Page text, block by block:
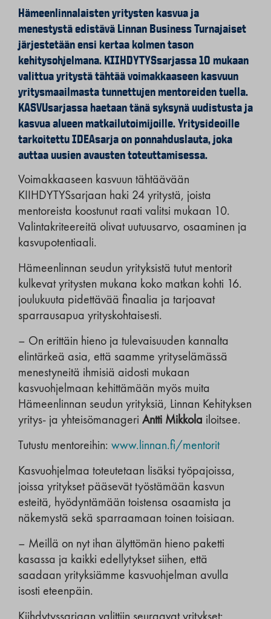
Hämeenlinnalaisten yritysten kasvua ja
menestystä edistävä Linnan Business Turnajaiset
järjestetään ensi kertaa kolmen tason
kehitysohjelmana. KIIHDYTYSsarjassa 10 mukaan
valittua yritystä tähtää voimakkaaseen kasvuun
yritysmaailmasta tunnettujen mentoreiden tuella.
KASVUsarjassa haetaan tänä syksynä uudistusta ja
kasvua alueen matkailutoimijoille. Yritysideoille
tarkoitettu IDEAsarja on ponnahduslauta, joka
auttaa uusien avausten toteuttamisessa.
Voimakkaaseen kasvuun tähtäävään
KIIHDYTYSsarjaan haki 24 yritystä, joista
mentoreista koostunut raati valitsi mukaan 10.
Valintakriteereitä olivat uutuusarvo, osaaminen ja
kasvupotentiaali.
Hämeenlinnan seudun yrityksistä tutut mentorit
kulkevat yritysten mukana koko matkan kohti 16.
joulukuuta pidettävää finaalia ja tarjoavat
sparrausapua yrityskohtaisesti.
– On erittäin hieno ja tulevaisuuden kannalta
elintärkeä asia, että saamme yrityselämässä
menestyneitä ihmisiä aidosti mukaan
kasvuohjelmaan kehittämään myös muita
Hämeenlinnan seudun yrityksiä, Linnan Kehityksen
yritys- ja yhteisömanageri Antti Mikkola iloitsee.
Tutustu mentoreihin: www.linnan.fi/mentorit
Kasvuohjelmaa toteutetaan lisäksi työpajoissa,
joissa yritykset pääsevät työstämään kasvun
esteitä, hyödyntämään toistensa osaamista ja
näkemystä sekä sparraamaan toinen toisiaan.
– Meillä on nyt ihan älyttömän hieno paketti
kasassa ja kaikki edellytykset siihen, että
saadaan yrityksiämme kasvuohjelman avulla
isosti eteenpäin.